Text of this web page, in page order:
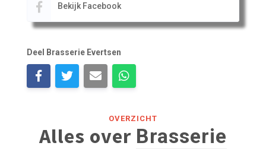
Bekijk Facebook
Deel Brasserie Evertsen
OVERZICHT
Alles over Brasserie